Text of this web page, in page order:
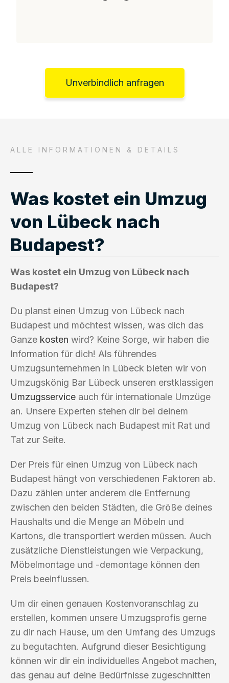
Unverbindlich anfragen
ALLE INFORMATIONEN & DETAILS
Was kostet ein Umzug
von Lübeck nach
Budapest?
Was kostet ein Umzug von Lübeck nach
Budapest?
Du planst einen Umzug von Lübeck nach
Budapest und möchtest wissen, was dich das
Ganze kosten wird? Keine Sorge, wir haben die
Information für dich! Als führendes
Umzugsunternehmen in Lübeck bieten wir von
Umzugskönig Bar Lübeck unseren erstklassigen
Umzugsservice auch für internationale Umzüge
an. Unsere Experten stehen dir bei deinem
Umzug von Lübeck nach Budapest mit Rat und
Tat zur Seite.
Der Preis für einen Umzug von Lübeck nach
Budapest hängt von verschiedenen Faktoren ab.
Dazu zählen unter anderem die Entfernung
zwischen den beiden Städten, die Größe deines
Haushalts und die Menge an Möbeln und
Kartons, die transportiert werden müssen. Auch
zusätzliche Dienstleistungen wie Verpackung,
Möbelmontage und -demontage können den
Preis beeinflussen.
Um dir einen genauen Kostenvoranschlag zu
erstellen, kommen unsere Umzugsprofis gerne
zu dir nach Hause, um den Umfang des Umzugs
zu begutachten. Aufgrund dieser Besichtigung
können wir dir ein individuelles Angebot machen,
das genau auf deine Bedürfnisse zugeschnitten